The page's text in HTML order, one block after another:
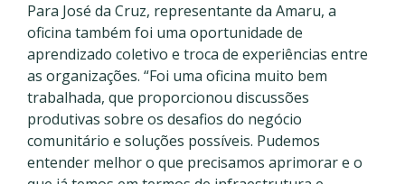
Para José da Cruz, representante da Amaru, a
oficina também foi uma oportunidade de
aprendizado coletivo e troca de experiências entre
as organizações. “Foi uma oficina muito bem
trabalhada, que proporcionou discussões
produtivas sobre os desafios do negócio
comunitário e soluções possíveis. Pudemos
entender melhor o que precisamos aprimorar e o